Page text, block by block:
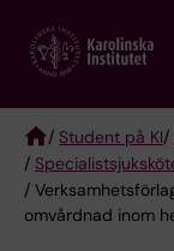
main
/ Student på KI/
/
/
omvårdnad inom